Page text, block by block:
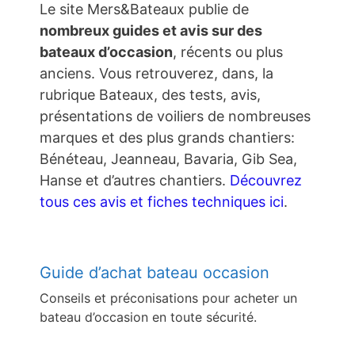
Le site Mers&Bateaux publie de
nombreux guides et avis sur des
bateaux d’occasion, récents ou plus
anciens. Vous retrouverez, dans, la
rubrique Bateaux, des tests, avis,
présentations de voiliers de nombreuses
marques et des plus grands chantiers:
Bénéteau, Jeanneau, Bavaria, Gib Sea,
Hanse et d’autres chantiers. Découvrez
tous ces avis et fiches techniques ici.
Guide d’achat bateau occasion
Conseils et préconisations pour acheter un
bateau d’occasion en toute sécurité.